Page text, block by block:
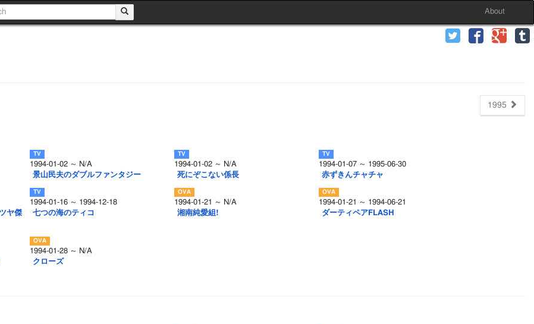
About
1995
1994-01-02 ～ N/A
景山民夫のダブルファンタジー
1994-01-02 ～ N/A
死にぞこない係長
1994-01-07 ～ 1995-06-30
赤ずきんチャチャ
ヤ傑
1994-01-16 ～ 1994-12-18
七つの海のティコ
1994-01-21 ～ N/A
湘南純愛組!
1994-01-21 ～ 1994-06-21
ダーティペアFLASH
1994-01-28 ～ N/A
クローズ